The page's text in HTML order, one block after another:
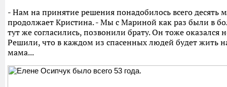
- Нам на принятие решения понадобилось всего десять
продолжает Кристина. - Мы с Мариной как раз были в
тут же согласились, позвонили брату. Он тоже оказался
Решили, что в каждом из спасенных людей будет жить
мама...